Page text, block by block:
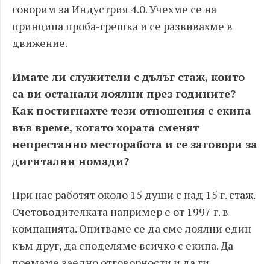
говорим за Индустрия 4.0. Учехме се на
принципа проба-грешка и се развивахме в
движение.
Имате ли служители с дълъг стаж, които
са ви останали лоялни през годините?
Как постигнахте тези отношения с екипа
във време, когато хората сменят
непрестанно месторабота и се заговори за
дигитални номади?
При нас работят около 15 души с над 15 г. стаж.
Счетоводителката например е от 1997 г. в
компанията. Опитваме се да сме лоялни един
към друг, да споделяме всичко с екипа. Да